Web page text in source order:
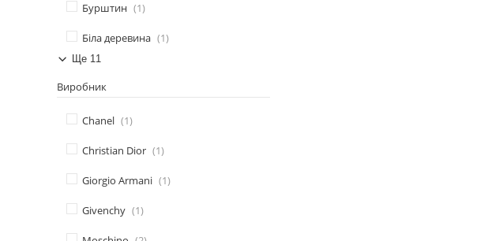
Бурштин 1
Біла деревина 1
Ще 11
Виробник
Chanel 1
Christian Dior 1
Giorgio Armani 1
Givenchy 1